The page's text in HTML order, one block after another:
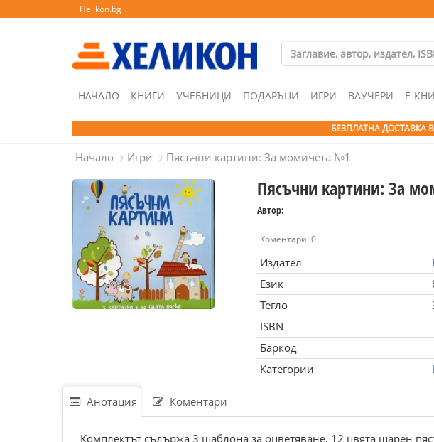
Helikon.bg
НАЧАЛО КНИГИ УЧЕБНИЦИ ПОДАРЪЦИ ИГРИ ВАУЧЕРИ Е-
БЕЗПЛАТНА ДОСТАВКА
Начало Игри Пясъчни картини: За момичета №1
Пясъчни картини: За
Автор:
Коментари: 0
Издател
Език
Тегло
ISBN
Баркод
Категории
Анотация Коментари
Комплектът съдържа 3 шаблона за оцветяване, 12 цвята шарен